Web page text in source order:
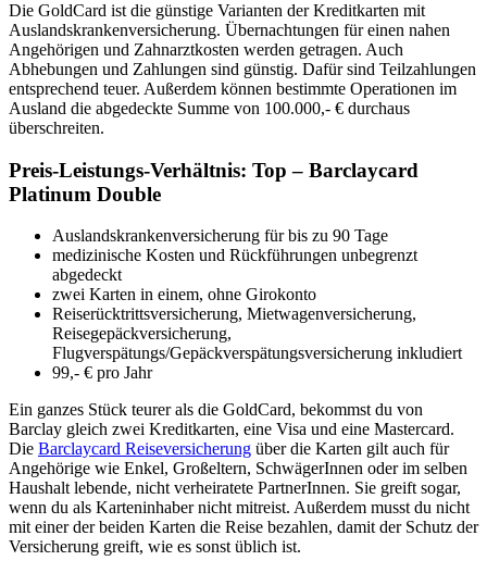
Die GoldCard ist die günstige Varianten der Kreditkarten mit
Auslandskrankenversicherung. Übernachtungen für einen nahen
Angehörigen und Zahnarztkosten werden getragen. Auch
Abhebungen und Zahlungen sind günstig. Dafür sind Teilzahlungen
entsprechend teuer. Außerdem können bestimmte Operationen im
Ausland die abgedeckte Summe von 100.000,- € durchaus
überschreiten.
Preis-Leistungs-Verhältnis: Top – Barclaycard
Platinum Double
Auslandskrankenversicherung für bis zu 90 Tage
medizinische Kosten und Rückführungen unbegrenzt
abgedeckt
zwei Karten in einem, ohne Girokonto
Reiserücktrittsversicherung, Mietwagenversicherung,
Reisegepäckversicherung,
Flugverspätungs/Gepäckverspätungsversicherung inkludiert
99,- € pro Jahr
Ein ganzes Stück teurer als die GoldCard, bekommst du von
Barclay gleich zwei Kreditkarten, eine Visa und eine Mastercard.
Die Barclaycard Reiseversicherung über die Karten gilt auch für
Angehörige wie Enkel, Großeltern, SchwägerInnen oder im selben
Haushalt lebende, nicht verheiratete PartnerInnen. Sie greift sogar,
wenn du als Karteninhaber nicht mitreist. Außerdem musst du nicht
mit einer der beiden Karten die Reise bezahlen, damit der Schutz der
Versicherung greift, wie es sonst üblich ist.